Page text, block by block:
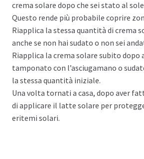
crema solare dopo che sei stato al
Questo rende più probabile coprire
Riapplica la stessa quantità di crema
anche se non hai sudato o non sei
Riapplica la crema solare subito dopo
tamponato con l’asciugamano o
la stessa quantità iniziale.
Una volta tornati a casa, dopo aver
di applicare il latte solare per
eritemi solari.